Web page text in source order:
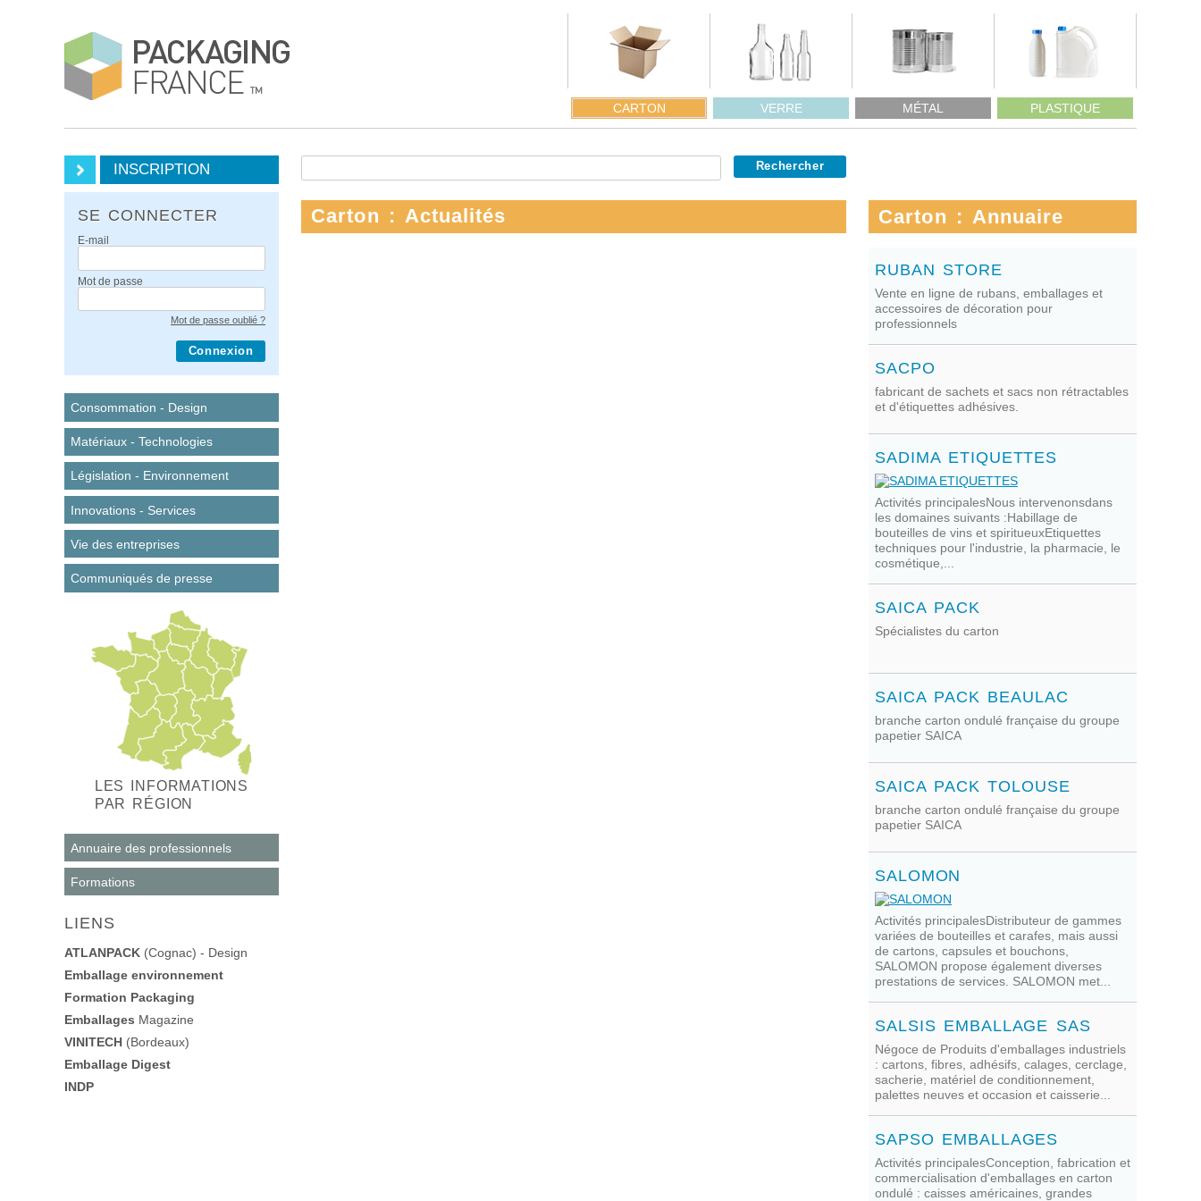
CARTON VERRE MÉTAL PLASTIQUE
INSCRIPTION
SE CONNECTER
E-mail
Mot de passe
Mot de passe oublié ?
Connexion
Consommation - Design
Matériaux - Technologies
Législation - Environnement
Innovations - Services
Vie des entreprises
Communiqués de presse
LES INFORMATIONS
PAR RÉGION
Annuaire des professionnels
Formations
LIENS
ATLANPACK (Cognac) - Design
Emballage environnement
Formation Packaging
Emballages Magazine
VINITECH (Bordeaux)
Emballage Digest
INDP
Carton : Actualités Carton : Annuaire
RUBAN STORE
Vente en ligne de rubans, emballages et
accessoires de décoration pour
professionnels
SACPO
fabricant de sachets et sacs non rétractables
et d'étiquettes adhésives.
SADIMA ETIQUETTES
Activités principalesNous intervenonsdans
les domaines suivants :Habillage de
bouteilles de vins et spiritueuxEtiquettes
techniques pour l'industrie, la pharmacie, le
cosmétique,...
SAICA PACK
Spécialistes du carton
SAICA PACK BEAULAC
branche carton ondulé française du groupe
papetier SAICA
SAICA PACK TOLOUSE
branche carton ondulé française du groupe
papetier SAICA
SALOMON
Activités principalesDistributeur de gammes
variées de bouteilles et carafes, mais aussi
de cartons, capsules et bouchons,
SALOMON propose également diverses
prestations de services. SALOMON met...
SALSIS EMBALLAGE SAS
Négoce de Produits d'emballages industriels
: cartons, fibres, adhésifs, calages, cerclage,
sacherie, matériel de conditionnement,
palettes neuves et occasion et caisserie...
SAPSO EMBALLAGES
Activités principalesConception, fabrication et
commercialisation d'emballages en carton
ondulé : caisses américaines, grandes